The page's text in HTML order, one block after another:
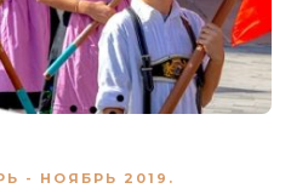
- НОЯБРЬ 2019.